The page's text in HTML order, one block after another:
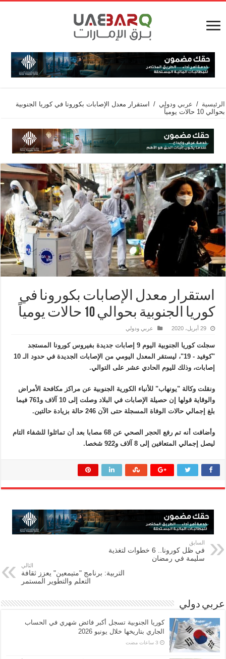
الرئيسية / عربي ودولي /
استقرار معدل الإصابات بكورونا في كوريا الجنوبية
بحوالي 10 حالات يومياً
استقرار معدل الإصابات بكورونا في
كوريا الجنوبية بحوالي 10 حالات يومياً
29 أبريل، 2020 عربي ودولي
سجلت كوريا الجنوبية اليوم 9 إصابات جديدة بفيروس كورونا المستجد
"كوفيد - 19"، ليستقر المعدل اليومي من الإصابات الجديدة في حدود الـ 10
إصابات، وذلك لليوم الحادي عشر على التوالي.
ونقلت وكالة "يونهاب" للأنباء الكورية الجنوبية عن مراكز مكافحة الأمراض
والوقاية قولها إن حصيلة الإصابات في البلاد وصلت إلى 10 آلاف و761 فيما
بلغ إجمالي حالات الوفاة المسجلة حتى الآن 246 حالة بزيادة حالتين.
وأضافت أنه تم رفع الحجر الصحي عن 68 مصابا بعد أن تماثلوا للشفاء التام
ليصل إجمالي المتعافين إلى 8 آلاف و922 شخصا.
السابق
في ظل كورونا.. 6 خطوات لتغذية
سليمة في رمضان
التالي
التربية: برنامج "متيمعين" يعزز ثقافة
التعلم والتطوير المستمر
عربي دولي
كوريا الجنوبية تسجل أكبر فائض شهري في الحساب
الجاري بتاريخها خلال يونيو 2026